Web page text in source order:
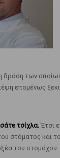
δράση των οποίων
επομένως
τσίχλα.Έτσι
στόματος και
του στομάχου.